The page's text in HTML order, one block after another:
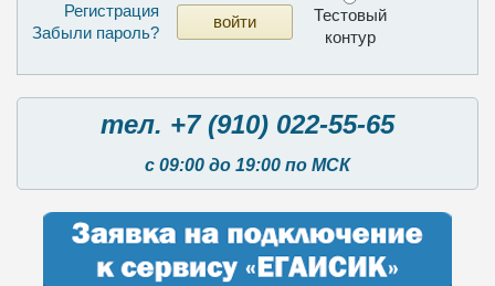
Регистрация
Забыли пароль?
Тестовый
контур
тел. +7 (910) 022-55-65
с 09:00 до 19:00 по МСК